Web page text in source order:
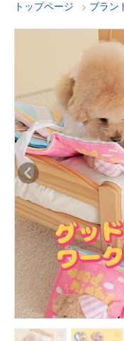
トップページ ブラン